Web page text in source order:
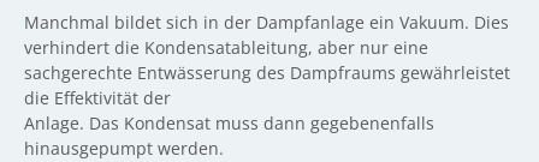
Manchmal bildet sich in der Dampfanlage ein Vakuum. Dies
verhindert die Kondensatableitung, aber nur eine
sachgerechte Entwässerung des Dampfraums gewährleistet
die Effektivität der
Anlage. Das Kondensat muss dann gegebenenfalls
hinausgepumpt werden.